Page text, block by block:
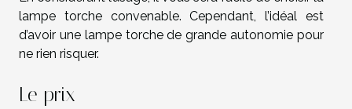
lampe torche convenable. Cependant, l’idéal est
d’avoir une lampe torche de grande autonomie pour
ne rien risquer.
Le prix